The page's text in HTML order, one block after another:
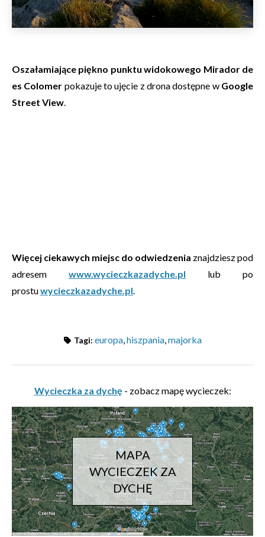
Oszałamiające piękno punktu widokowego Mirador de
es Colomer pokazuje to ujęcie z drona dostępne w Google
Street View.
Więcej ciekawych miejsc do odwiedzenia znajdziesz pod
adresem www.wycieczkazadyche.pl lub po
prostuwycieczkazadyche.pl.
Tagi: europa,hiszpania,majorka
Wycieczka za dychę - zobacz mapę wycieczek:
MAPA
WYCIECZEK ZA
DYCHĘ